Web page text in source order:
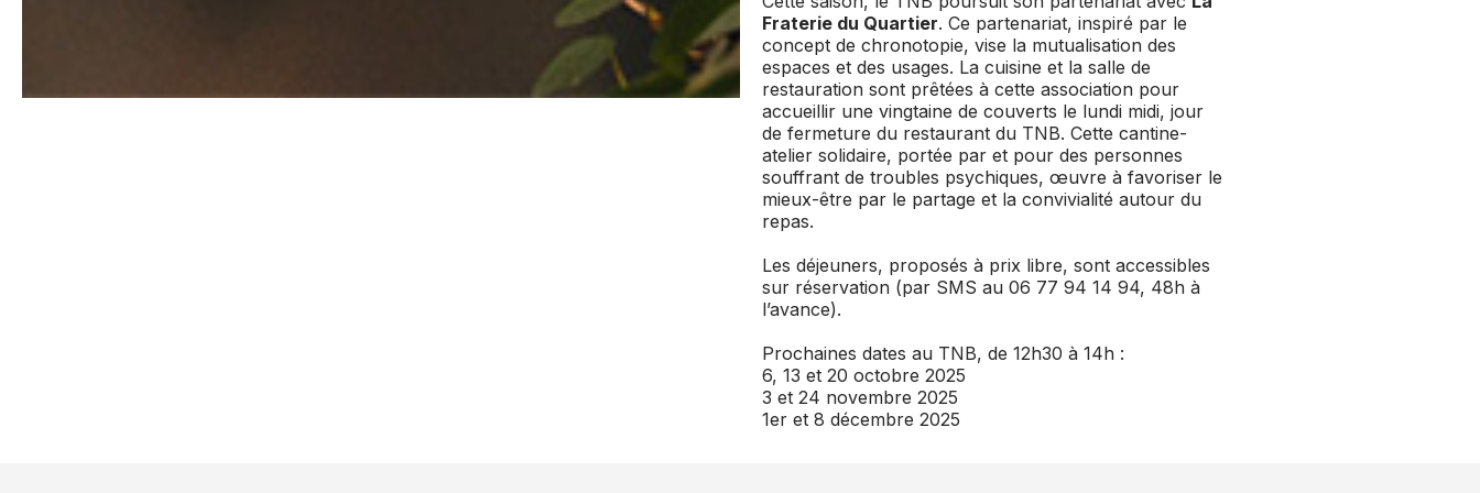
Fraterie du Quartier. Ce partenariat, inspiré par le
concept de chronotopie, vise la mutualisation des
espaces et des usages. La cuisine et la salle de
restauration sont prêtées à cette association pour
accueillir une vingtaine de couverts le lundi midi, jour
de fermeture du restaurant du TNB. Cette cantine-
atelier solidaire, portée par et pour des personnes
souffrant de troubles psychiques, œuvre à favoriser le
mieux-être par le partage et la convivialité autour du
repas.
Les déjeuners, proposés à prix libre, sont accessibles
sur réservation (par SMS au 06 77 94 14 94, 48h à
l’avance).
Prochaines dates au TNB, de 12h30 à 14h :
6, 13 et 20 octobre 2025
3 et 24 novembre 2025
1er et 8 décembre 2025